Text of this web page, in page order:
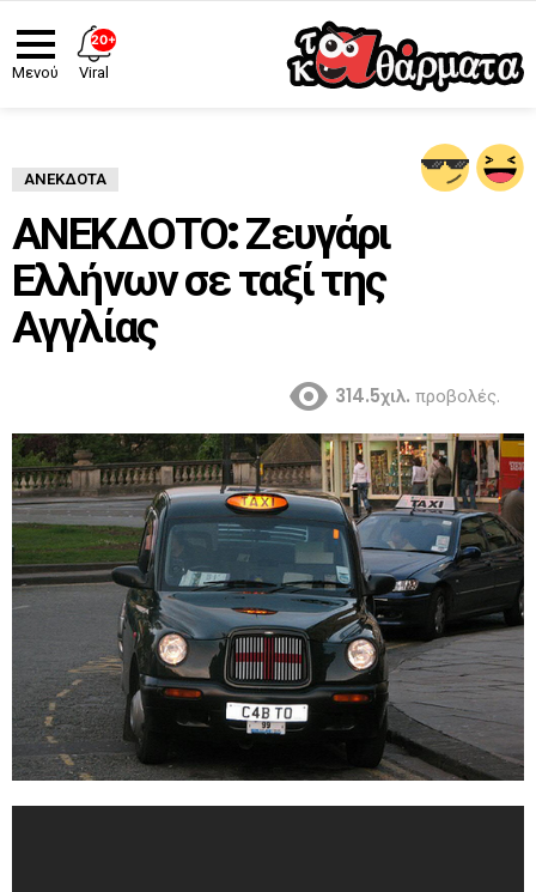
Μενού
ΑΝΈΚΔΟΤΑ
ΑΝΕΚΔΟΤΟ: Ζευγάρι
Ελλήνων σε ταξί της
Αγγλίας
314.5χιλ. προβολές.
20+
Viral